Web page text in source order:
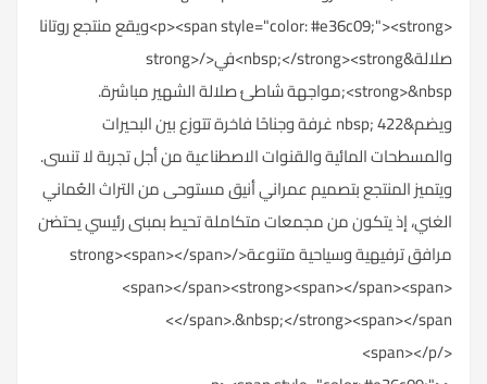
<p><span style="color: #e36c09;"><strong>ويقع منتجع روتانا
صلالة&nbsp;</strong><strong>في</strong>
<strong>&nbsp;مواجهة شاطئ صلالة الشهير مباشرة.
ويضم&nbsp; 422 غرفة وجناحًا فاخرة تتوزع بين البحيرات
والمسطحات المائية والقنوات الاصطناعية من أجل تجربة لا تنسى.
ويتميز المنتجع بتصميم عمراني أنيق مستوحى من التراث العُماني
الغني، إذ يتكون من مجمعات متكاملة تحيط بمبنى رئيسي يحتضن
مرافق ترفيهية وسياحية متنوعة</strong><span></span>
<span></span><strong><span></span><span>
</span>.&nbsp;</strong><span></span>
</span></p>